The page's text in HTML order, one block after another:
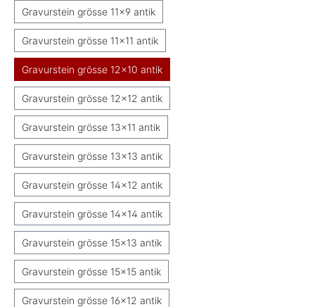
Gravurstein grösse 11x9 antik
Gravurstein grösse 11x11 antik
Gravurstein grösse 12x10 antik
Gravurstein grösse 12x12 antik
Gravurstein grösse 13x11 antik
Gravurstein grösse 13x13 antik
Gravurstein grösse 14x12 antik
Gravurstein grösse 14x14 antik
Gravurstein grösse 15x13 antik
Gravurstein grösse 15x15 antik
Gravurstein grösse 16x12 antik